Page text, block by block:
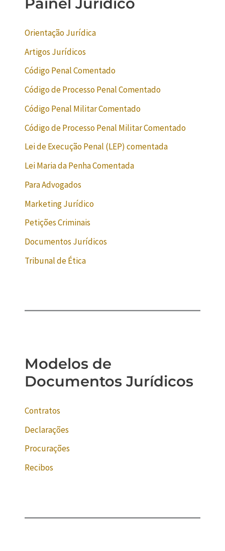
Orientação Jurídica
Artigos Jurídicos
Código Penal Comentado
Código de Processo Penal Comentado
Código Penal Militar Comentado
Código de Processo Penal Militar Comentado
Lei de Execução Penal (LEP) comentada
Lei Maria da Penha Comentada
Para Advogados
Marketing Jurídico
Petições Criminais
Documentos Jurídicos
Tribunal de Ética
Modelos de
Documentos Jurídicos
Contratos
Declarações
Procurações
Recibos